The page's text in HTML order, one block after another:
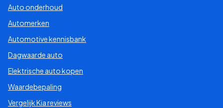
Auto onderhoud
Automerken
Automotive kennisbank
Dagwaarde auto
Elektrische auto kopen
Waardebepaling
Vergelijk Kia reviews